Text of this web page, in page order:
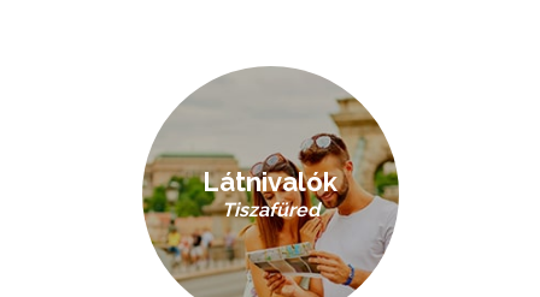
Látnivalók
Tiszafüred